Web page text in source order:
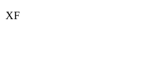
XF